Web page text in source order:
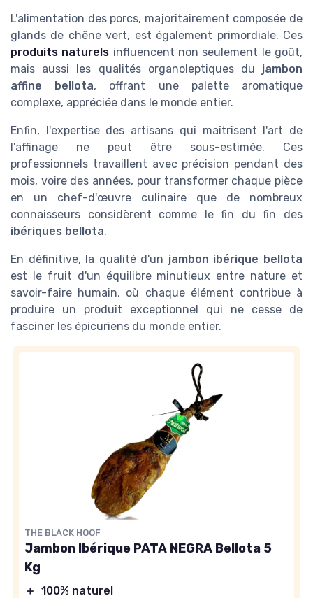
L'alimentation des porcs, majoritairement composée de
glands de chêne vert, est également primordiale. Ces
produits naturels influencent non seulement le goût,
mais aussi les qualités organoleptiques du jambon
affine bellota, offrant une palette aromatique
complexe, appréciée dans le monde entier.
Enfin, l'expertise des artisans qui maîtrisent l'art de
l'affinage ne peut être sous-estimée. Ces
professionnels travaillent avec précision pendant des
mois, voire des années, pour transformer chaque pièce
en un chef-d'œuvre culinaire que de nombreux
connaisseurs considèrent comme le fin du fin des
ibériques bellota.
En définitive, la qualité d'un jambon ibérique bellota
est le fruit d'un équilibre minutieux entre nature et
savoir-faire humain, où chaque élément contribue à
produire un produit exceptionnel qui ne cesse de
fasciner les épicuriens du monde entier.
THE BLACK HOOF
Jambon Ibérique PATA NEGRA Bellota 5
Kg
＋ 100% naturel